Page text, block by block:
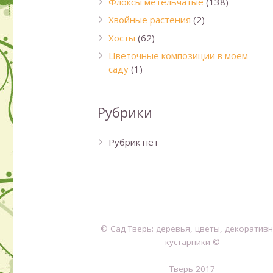
Хвойные растения (2)
Хосты (62)
Цветочные композиции в моем
саду (1)
Рубрики
Рубрик нет
© Сад Тверь: деревья, цветы,
кустарники ©
Тверь 2017